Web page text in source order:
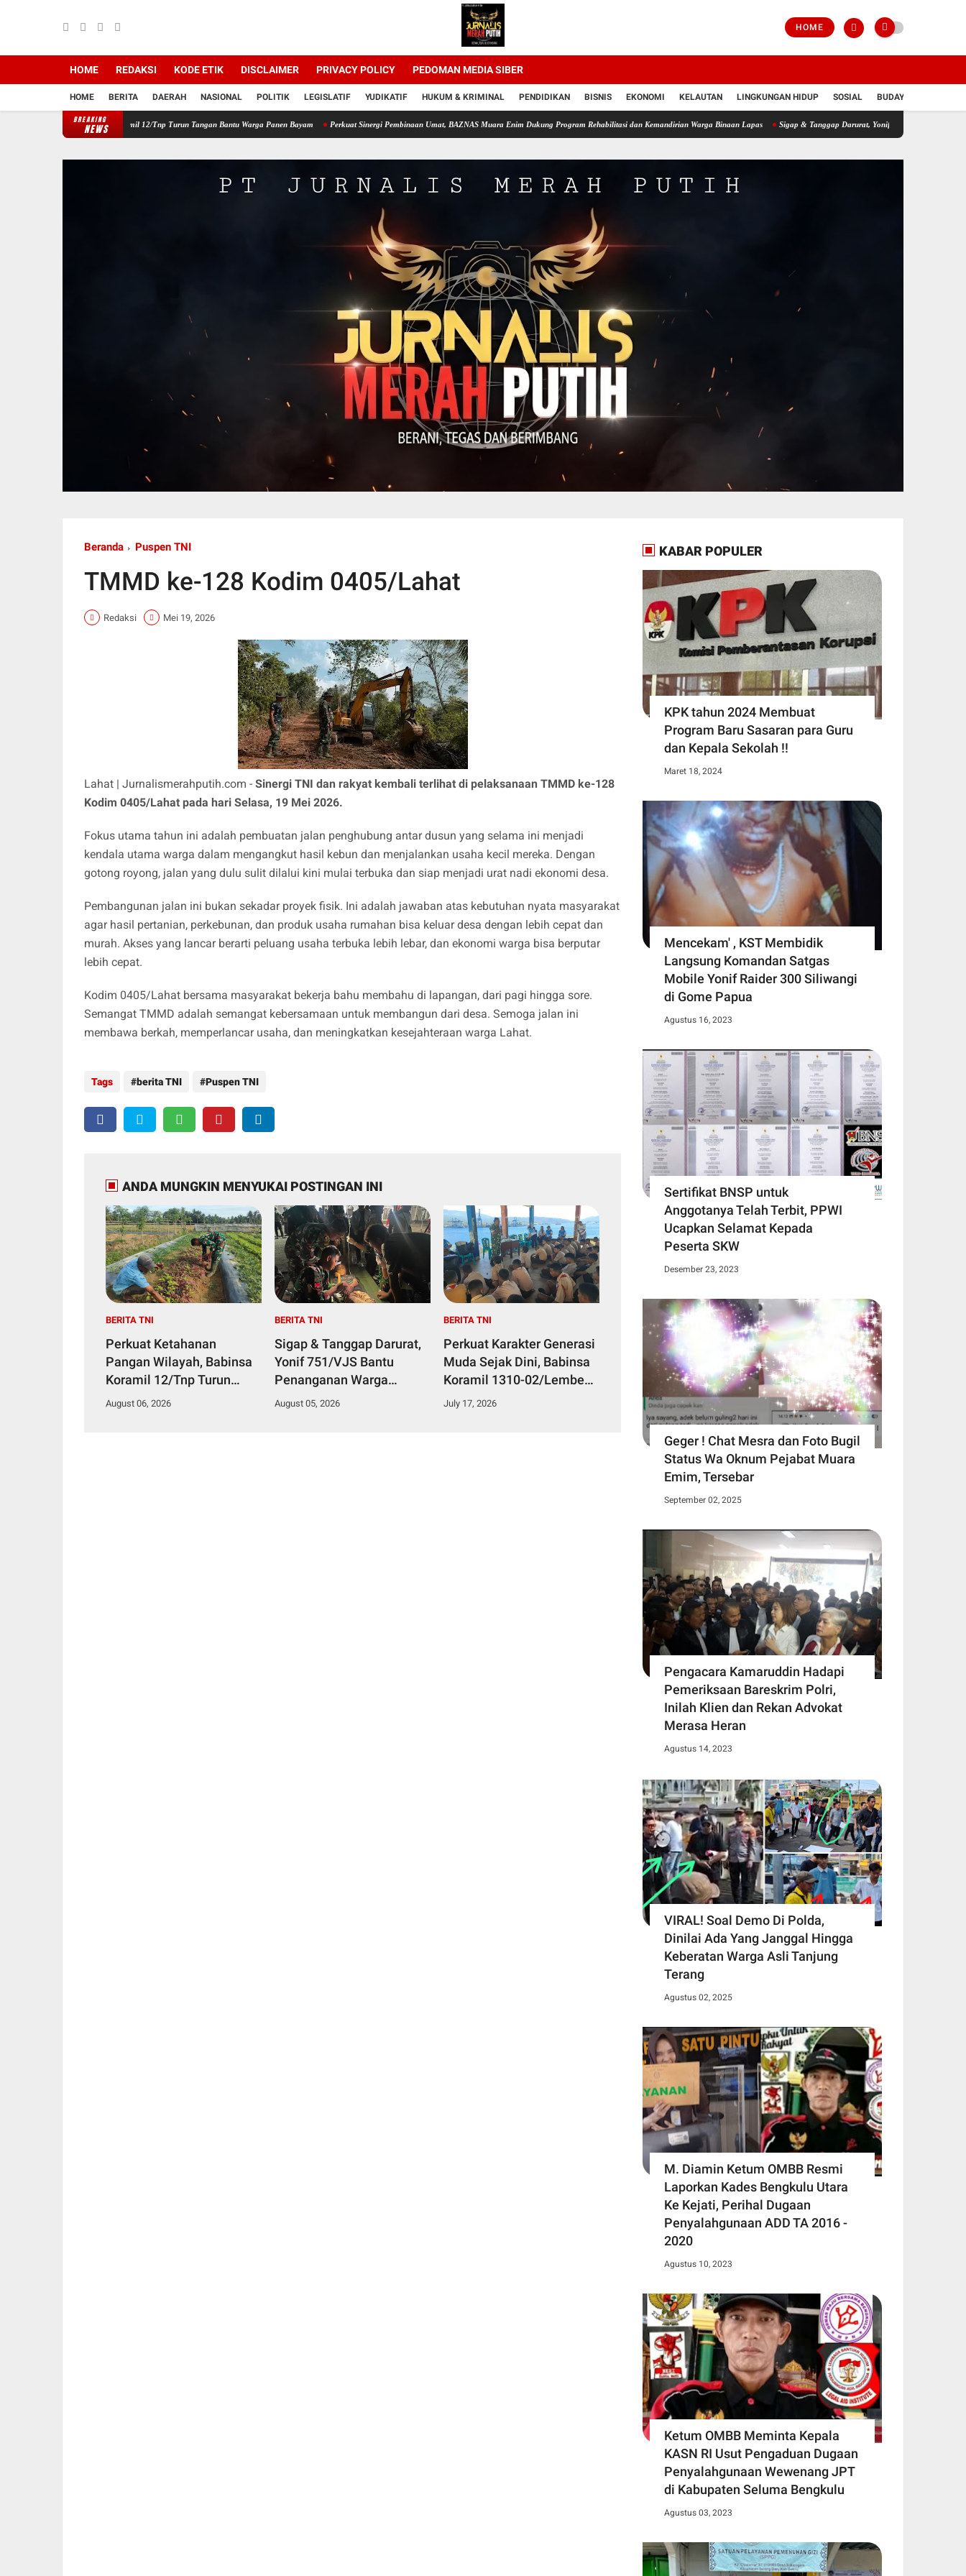
HOME
HOME REDAKSI KODE ETIK DISCLAIMER PRIVACY POLICY PEDOMAN MEDIA SIBER
HOME BERITA DAERAH NASIONAL POLITIK LEGISLATIF YUDIKATIF HUKUM & KRIMINAL PENDIDIKAN BISNIS EKONOMI KELAUTAN LINGKUNGAN HIDUP SOSIAL BUDAYA
BREAKING
NEWS
Wilayah, Babinsa Koramil 12/Tnp Turun Tangan Bantu Warga Panen Bayam Perkuat Sinergi Pembinaan Umat, BAZNAS Muara Enim Dukung Program Rehabilitasi dan Kemandirian Warga Binaan Lapas Sigap & Tanggap Darurat, Yonif 751/VJS Bantu Penanganan
Beranda Puspen TNI
TMMD ke-128 Kodim 0405/Lahat
Redaksi Mei 19, 2026
Lahat | Jurnalismerahputih.com - Sinergi TNI dan rakyat kembali terlihat di pelaksanaan TMMD ke-128
Kodim 0405/Lahat pada hari Selasa, 19 Mei 2026.
Fokus utama tahun ini adalah pembuatan jalan penghubung antar dusun yang selama ini menjadi
kendala utama warga dalam mengangkut hasil kebun dan menjalankan usaha kecil mereka. Dengan
gotong royong, jalan yang dulu sulit dilalui kini mulai terbuka dan siap menjadi urat nadi ekonomi desa.
Pembangunan jalan ini bukan sekadar proyek fisik. Ini adalah jawaban atas kebutuhan nyata masyarakat
agar hasil pertanian, perkebunan, dan produk usaha rumahan bisa keluar desa dengan lebih cepat dan
murah. Akses yang lancar berarti peluang usaha terbuka lebih lebar, dan ekonomi warga bisa berputar
lebih cepat.
Kodim 0405/Lahat bersama masyarakat bekerja bahu membahu di lapangan, dari pagi hingga sore.
Semangat TMMD adalah semangat kebersamaan untuk membangun dari desa. Semoga jalan ini
membawa berkah, memperlancar usaha, dan meningkatkan kesejahteraan warga Lahat.
Tags berita TNI Puspen TNI
ANDA MUNGKIN MENYUKAI POSTINGAN INI
BERITA TNI
Perkuat Ketahanan
Pangan Wilayah, Babinsa
Koramil 12/Tnp Turun
Tangan Bantu Warga
August 06, 2026
BERITA TNI
Sigap & Tanggap Darurat,
Yonif 751/VJS Bantu
Penanganan Warga
Diduga Keracunan
August 05, 2026
BERITA TNI
Perkuat Karakter Generasi
Muda Sejak Dini, Babinsa
Koramil 1310-02/Lembeh
Berikan Materi Bela
July 17, 2026
KABAR POPULER
KPK tahun 2024 Membuat
Program Baru Sasaran para Guru
dan Kepala Sekolah !!
Maret 18, 2024
Mencekam' , KST Membidik
Langsung Komandan Satgas
Mobile Yonif Raider 300 Siliwangi
di Gome Papua
Agustus 16, 2023
Sertifikat BNSP untuk
Anggotanya Telah Terbit, PPWI
Ucapkan Selamat Kepada
Peserta SKW
Desember 23, 2023
Geger ! Chat Mesra dan Foto Bugil
Status Wa Oknum Pejabat Muara
Emim, Tersebar
September 02, 2025
Pengacara Kamaruddin Hadapi
Pemeriksaan Bareskrim Polri,
Inilah Klien dan Rekan Advokat
Merasa Heran
Agustus 14, 2023
VIRAL! Soal Demo Di Polda,
Dinilai Ada Yang Janggal Hingga
Keberatan Warga Asli Tanjung
Terang
Agustus 02, 2025
M. Diamin Ketum OMBB Resmi
Laporkan Kades Bengkulu Utara
Ke Kejati, Perihal Dugaan
Penyalahgunaan ADD TA 2016 -
2020
Agustus 10, 2023
Ketum OMBB Meminta Kepala
KASN RI Usut Pengaduan Dugaan
Penyalahgunaan Wewenang JPT
di Kabupaten Seluma Bengkulu
Agustus 03, 2023